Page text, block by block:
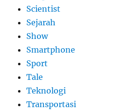
Scientist
Sejarah
Show
Smartphone
Sport
Tale
Teknologi
Transportasi